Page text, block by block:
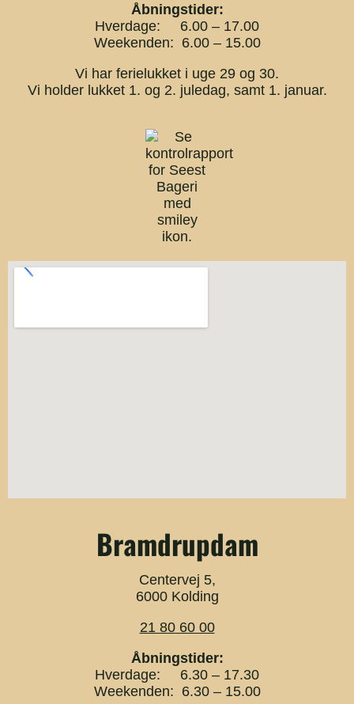
Åbningstider:
Hverdage: 6.00 – 17.00
Weekenden: 6.00 – 15.00
Vi har ferielukket i uge 29 og 30.
Vi holder lukket 1. og 2. juledag, samt 1. januar.
Bramdrupdam
Centervej 5,
6000 Kolding
21 80 60 00
Åbningstider:
Hverdage: 6.30 – 17.30
Weekenden: 6.30 – 15.00